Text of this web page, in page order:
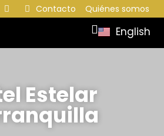
Contacto Quiénes somos
English
Estelar